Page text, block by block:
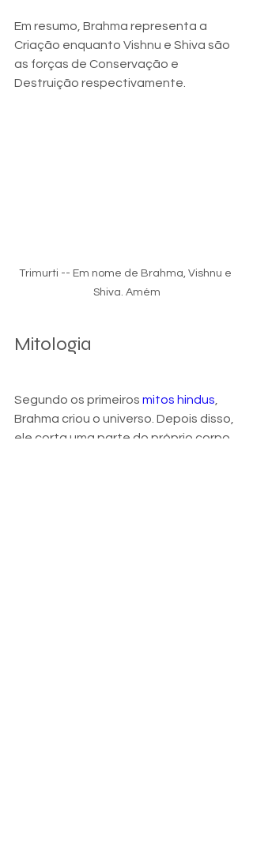
Em resumo, Brahma representa a
Criação enquanto Vishnu e Shiva são
as forças de Conservação e
Destruição respectivamente.
Trimurti -- Em nome de Brahma, Vishnu e
Shiva. Amém
Mitologia
Segundo os primeiros mitos hindus,
Brahma criou o universo. Depois disso,
ele corta uma parte do próprio corpo